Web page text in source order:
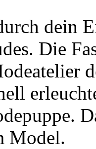
dein
Die
Model.